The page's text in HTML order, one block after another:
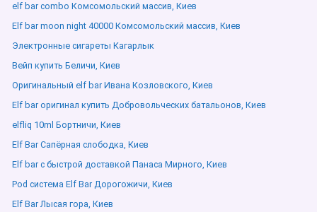
elf bar combo Комсомольский массив, Киев
Elf bar moon night 40000 Комсомольский массив, Киев
Электронные сигареты Кагарлык
Вейп купить Беличи, Киев
Оригинальный elf bar Ивана Козловского, Киев
Elf bar оригинал купить Добровольческих батальонов, Киев
elfliq 10ml Бортничи, Киев
Elf Bar Сапёрная слободка, Киев
Elf bar с быстрой доставкой Панаса Мирного, Киев
Pod система Elf Bar Дорогожичи, Киев
Elf Bar Лысая гора, Киев